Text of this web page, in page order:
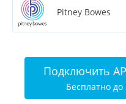
Pitney Bowes
Подключить
Бесплатно